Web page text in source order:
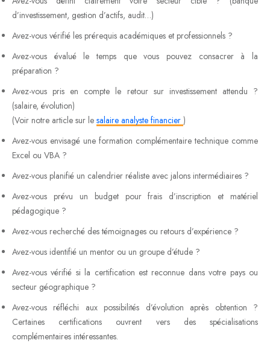
d’investissement, gestion d’actifs, audit…)
Avez-vous vérifié les prérequis académiques et professionnels ?
Avez-vous évalué le temps que vous pouvez consacrer à la
préparation ?
Avez-vous pris en compte le retour sur investissement attendu ?
(salaire, évolution)
(Voir notre article sur le salaire analyste financier )
Avez-vous envisagé une formation complémentaire technique comme
Excel ou VBA ?
Avez-vous planifié un calendrier réaliste avec jalons intermédiaires ?
Avez-vous prévu un budget pour frais d’inscription et matériel
pédagogique ?
Avez-vous recherché des témoignages ou retours d’expérience ?
Avez-vous identifié un mentor ou un groupe d’étude ?
Avez-vous vérifié si la certification est reconnue dans votre pays ou
secteur géographique ?
Avez-vous réfléchi aux possibilités d’évolution après obtention ?
Certaines certifications ouvrent vers des spécialisations
complémentaires intéressantes.